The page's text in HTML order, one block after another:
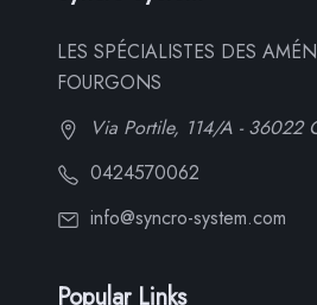
LES SPÉCIALISTES DES
FOURGONS
Via Portile, 114/A - 36022
0424570062
info@syncro-system.com
Popular Links